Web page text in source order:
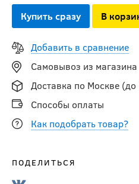
Купить сразу В
Добавить в сравнение
Самовывоз из магазина
Доставка по Москве
Способы оплаты
Как подобрать товар?
ПОДЕЛИТЬСЯ